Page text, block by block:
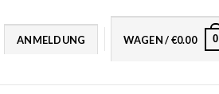
ANMELDUNG WAGEN /€0.00 0